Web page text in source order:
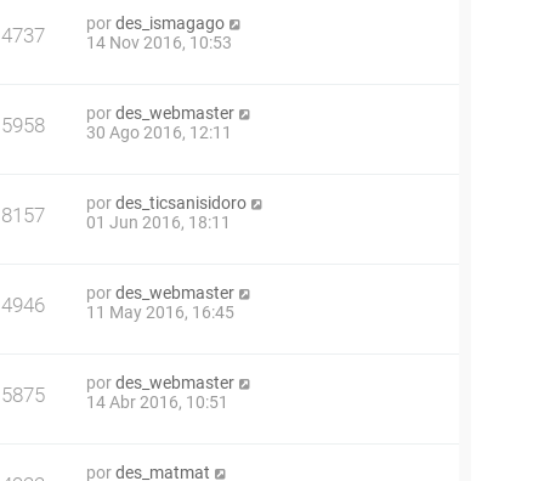
4737 pordes_ismagago
14 Nov 2016, 10:53
5958 pordes_webmaster
30 Ago 2016, 12:11
8157 pordes_ticsanisidoro
01 Jun 2016, 18:11
4946 pordes_webmaster
11 May 2016, 16:45
5875 pordes_webmaster
14 Abr 2016, 10:51
pordes_matmat